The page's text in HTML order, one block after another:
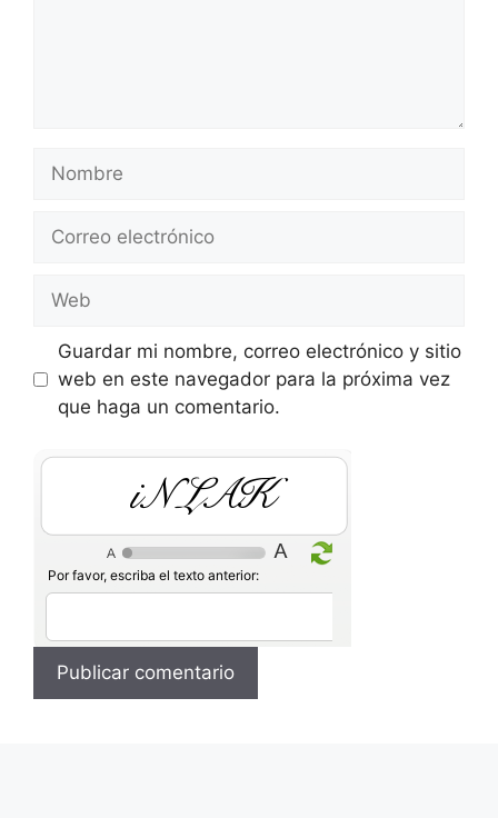
electrónico
Guardar mi nombre, correo electrónico y sitio
web en este navegador para la próxima vez
que haga un comentario.
ycXbd
Por favor, escriba el texto anterior: